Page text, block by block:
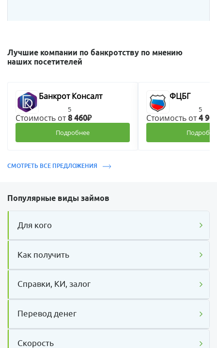
Лучшие компании по банкротству по мнению
наших посетителей
Банкрот Консалт
5
Стоимость от8 460₽
Подробнее
ФЦБГ
5
Стоимость от4
СМОТРЕТЬ ВСЕ ПРЕДЛОЖЕНИЯ
Популярные виды займов
Для кого
Как получить
Справки, КИ, залог
Перевод денег
Скорость